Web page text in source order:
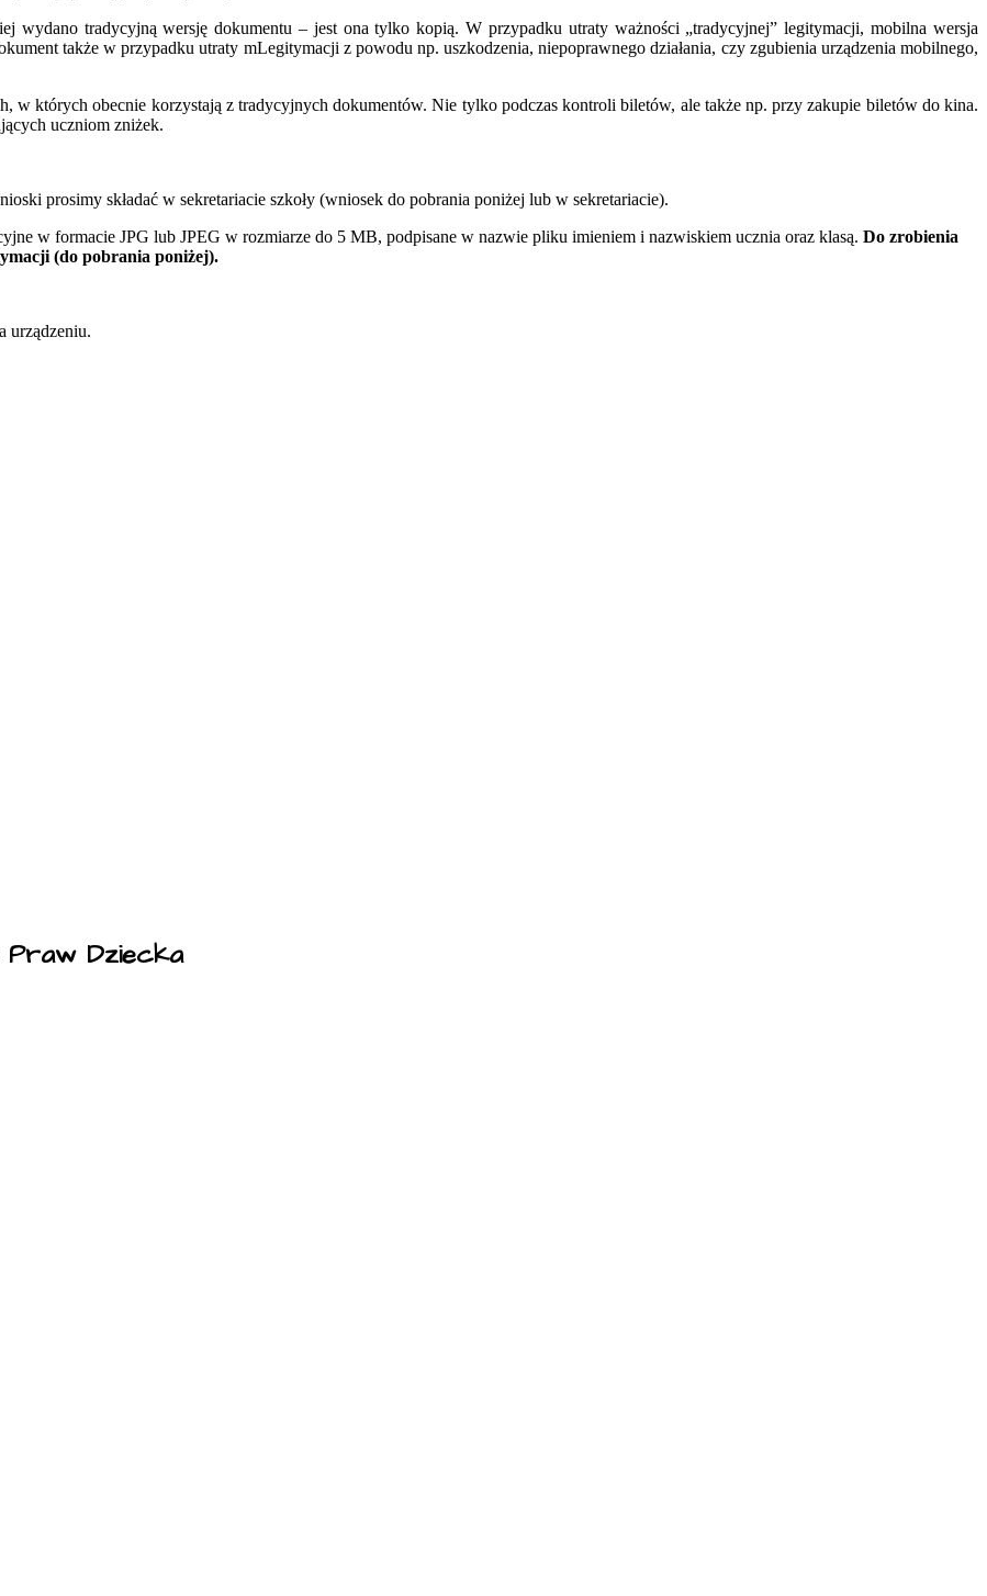
wydano tradycyjną wersję dokumentu – jest ona tylko kopią. W przypadku utraty ważności „tradycyjnej” legitymacji, mobilna wersja
także w przypadku utraty mLegitymacji z powodu np. uszkodzenia, niepoprawnego działania, czy zgubienia urządzenia mobilnego,
w których obecnie korzystają z tradycyjnych dokumentów. Nie tylko podczas kontroli biletów, ale także np. przy zakupie biletów do kina.
uczniom zniżek.
prosimy składać w sekretariacie szkoły (wniosek do pobrania poniżej lub w sekretariacie).
w formacie JPG lub JPEG w rozmiarze do 5 MB, podpisane w nazwie pliku imieniem i nazwiskiem ucznia oraz klasą. Do zrobienia
(do pobrania poniżej).
urządzeniu.
Dziecka